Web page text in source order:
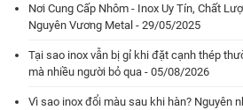
Nơi Cung Cấp Nhôm - Inox Uy Tín, Chất
Nguyên Vương Metal - 29/05/2025
Tại sao inox vẫn bị gỉ khi đặt cạnh thép
mà nhiều người bỏ qua - 05/08/2026
Vì sao inox đổi màu sau khi hàn? Nguyên